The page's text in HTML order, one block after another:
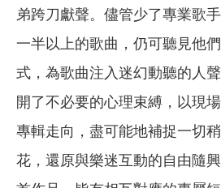
弟跨刀獻聲。儘管少了專業歌
一半以上的歌曲，仍可聽見他
式，為歌曲注入迷幻動聽的人
開了不必要的心理束縛，以現
專輯走向，盡可能地補捉一切
花，還原與樂迷互動的自由隨